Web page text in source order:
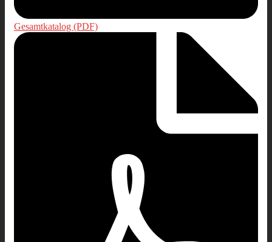
Gesamtkatalog (PDF)